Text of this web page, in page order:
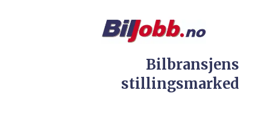
Bilbransjens
stillingsmarked